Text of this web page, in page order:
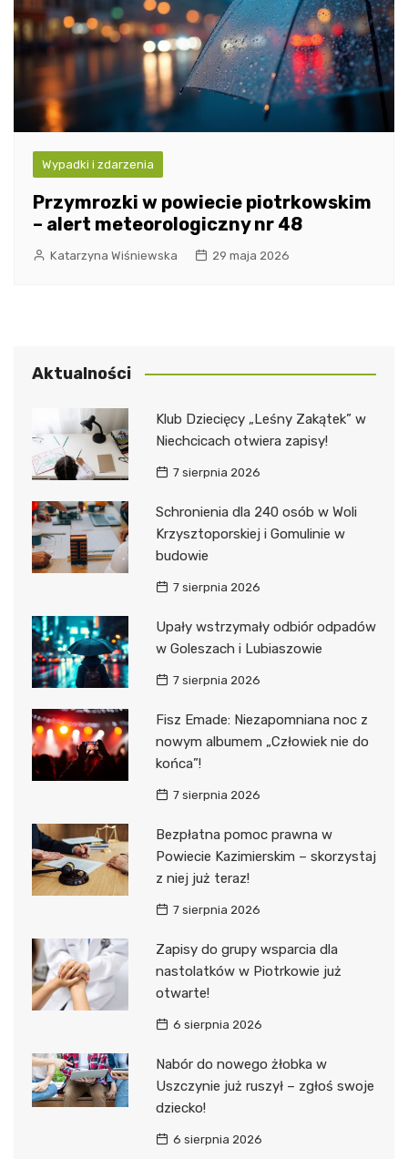
Wypadki i zdarzenia
Przymrozki w powiecie piotrkowskim
– alert meteorologiczny nr 48
Katarzyna Wiśniewska 29 maja 2026
Aktualności
Klub Dziecięcy „Leśny Zakątek” w
Niechcicach otwiera zapisy!
7 sierpnia 2026
Schronienia dla 240 osób w Woli
Krzysztoporskiej i Gomulinie w
budowie
7 sierpnia 2026
Upały wstrzymały odbiór odpadów
w Goleszach i Lubiaszowie
7 sierpnia 2026
Fisz Emade: Niezapomniana noc z
nowym albumem „Człowiek nie do
końca”!
7 sierpnia 2026
Bezpłatna pomoc prawna w
Powiecie Kazimierskim – skorzystaj
z niej już teraz!
7 sierpnia 2026
Zapisy do grupy wsparcia dla
nastolatków w Piotrkowie już
otwarte!
6 sierpnia 2026
Nabór do nowego żłobka w
Uszczynie już ruszył – zgłoś swoje
dziecko!
6 sierpnia 2026